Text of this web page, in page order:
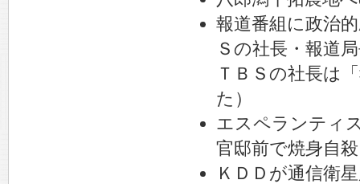
報道番組に政治
Ｓの社長・報道
ＴＢＳの社長は
た）
エスペランティ
官邸前で焼身自殺
ＫＤＤが通信衛